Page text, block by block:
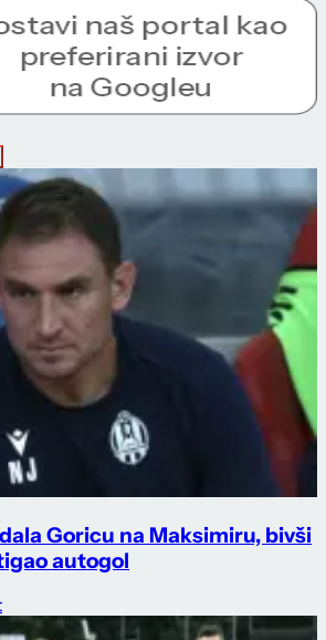
Goricu na Maksimiru, bivši
autogol